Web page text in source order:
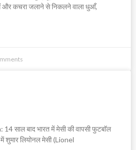
और कचरा जलाने से निकलने वाला धुआँ,
साल बाद भारत में मेसी की वापसी फुटबॉल
शुमार लियोनल मेसी (Lionel